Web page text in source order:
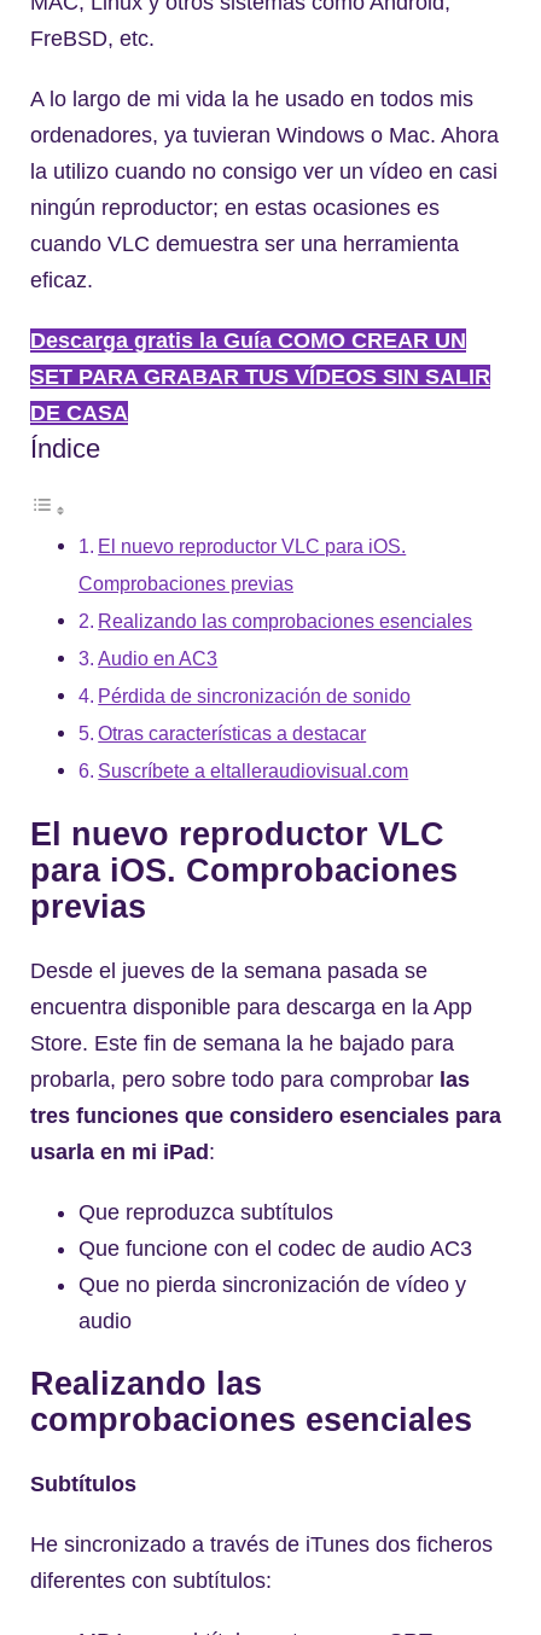
FreBSD, etc.
A lo largo de mi vida la he usado en todos mis
ordenadores, ya tuvieran Windows o Mac. Ahora
la utilizo cuando no consigo ver un vídeo en casi
ningún reproductor; en estas ocasiones es
cuando VLC demuestra ser una herramienta
eficaz.
Descarga gratis la Guía COMO CREAR UN
SET PARA GRABAR TUS VÍDEOS SIN SALIR
DE CASA
Índice
El nuevo reproductor VLC para iOS.
Comprobaciones previas
Realizando las comprobaciones esenciales
Audio en AC3
Pérdida de sincronización de sonido
Otras características a destacar
Suscríbete a eltalleraudiovisual.com
El nuevo reproductor VLC
para iOS. Comprobaciones
previas
Desde el jueves de la semana pasada se
encuentra disponible para descarga en la App
Store. Este fin de semana la he bajado para
probarla, pero sobre todo para comprobar las
tres funciones que considero esenciales para
usarla en mi iPad:
Que reproduzca subtítulos
Que funcione con el codec de audio AC3
Que no pierda sincronización de vídeo y
audio
Realizando las
comprobaciones esenciales
Subtítulos
He sincronizado a través de iTunes dos ficheros
diferentes con subtítulos: